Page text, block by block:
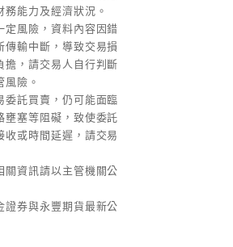
務能力及經濟狀況。
定風險，資料內容因錯
傳輸中斷，導致交易損
擔，請交易人自行判斷
風險。
委託買賣，仍可能面臨
壅塞等阻礙，致使委託
收或時間延遲，請交易
關資訊請以主管機關公
證券與永豐期貨最新公